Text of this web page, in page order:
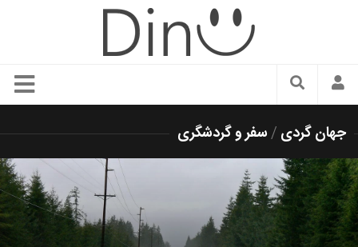
سبک زندگی
زیبایی و آرایش
شیک پوشی
دکوراسیون و چیدمان
جهان گردی /سفر و گردشگری